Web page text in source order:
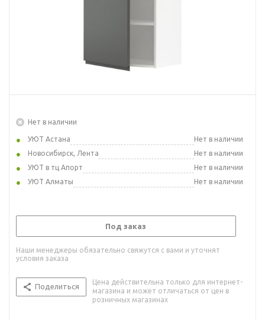
Нет в наличии
УЮТ Астана
Нет в наличии
Новосибирск, Лента
Нет в наличии
УЮТ в тц Апорт
Нет в наличии
УЮТ Алматы
Нет в наличии
Под заказ
Наши менеджеры обязательно свяжутся с вами и уточнят
условия заказа
Поделиться
Цена действительна только для интернет-
магазина и может отличаться от цен в
розничных магазинах